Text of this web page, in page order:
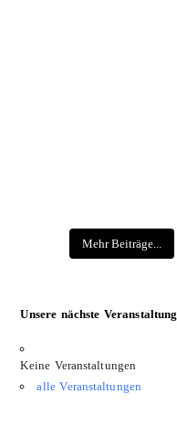
Mehr Beiträge...
Unsere nächste Veranstaltung
Keine Veranstaltungen
alle Veranstaltungen